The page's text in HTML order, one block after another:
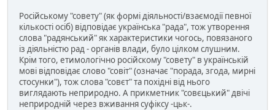
Російському "совету" (як формі діяльності/взаємодії певної
кількості осіб) відповідає українська "рада", тож утворення
слова "радянський" як характеристики чогось, повязаного
із діяльністю рад - органів влади, було цілком слушним.
Крім того, етимологічно російскому "совету" в українській
мові відповідає слово "совіт" (означає "порада, згода, мирні
стосунки"), тож слова "совєт" та похідні від нього
виглядають неприродно. А прикметник "совєцький" двічі
неприродній через вживання суфіксу -цьк-.